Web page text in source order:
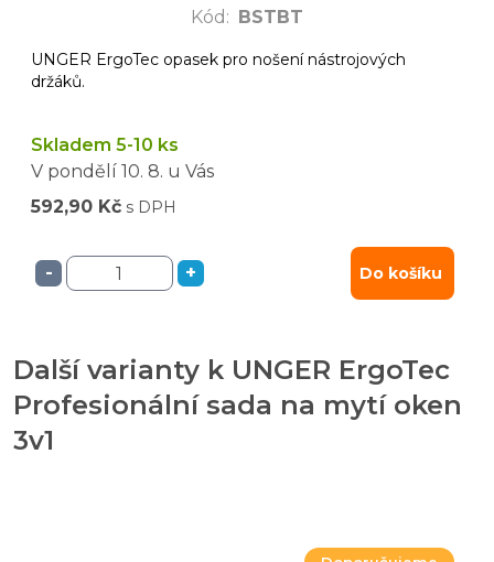
Kód : BSTBT
UNGER ErgoTec opasek pro nošení nástrojových
držáků.
Skladem 5-10 ks
V pondělí 10. 8. u Vás
592,90 Kč s DPH
- + Do košíku
Další varianty k UNGER ErgoTec
Profesionální sada na mytí oken
3v1